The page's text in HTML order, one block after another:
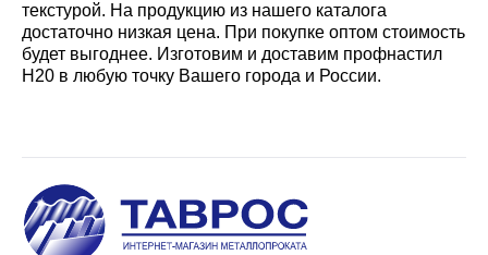
текстурой. На продукцию из нашего каталога
достаточно низкая цена. При покупке оптом стоимость
будет выгоднее. Изготовим и доставим профнастил
Н20 в любую точку Вашего города и России.